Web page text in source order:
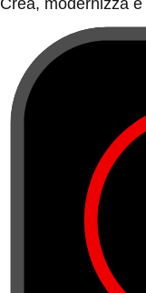
Crea, modernizza